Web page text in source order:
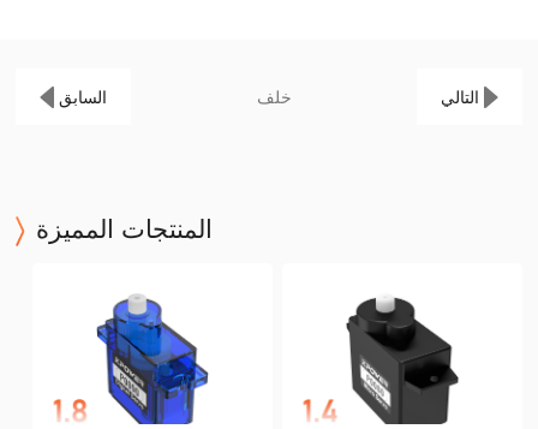
السابق خلف التالي
المنتجات المميزة